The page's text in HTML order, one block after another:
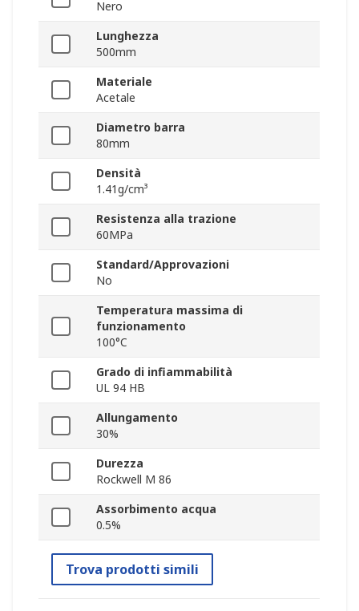
Nero
Lunghezza
500mm
Materiale
Acetale
Diametro barra
80mm
Densità
1.41g/cm³
Resistenza alla trazione
60MPa
Standard/Approvazioni
No
Temperatura massima di
funzionamento
100°C
Grado di infiammabilità
UL 94 HB
Allungamento
30%
Durezza
Rockwell M 86
Assorbimento acqua
0.5%
Trova prodotti simili